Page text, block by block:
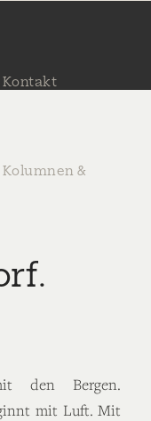
Kontakt
Kolumnen &
Texte
den Bergen.
mit Luft. Mit